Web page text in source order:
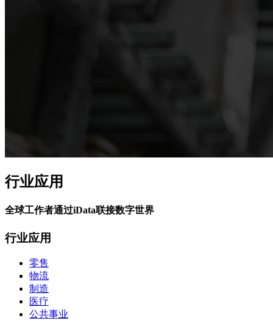
行业应用
全球工作者通过iData联接数字世界
行业应用
零售
物流
制造
医疗
公共事业